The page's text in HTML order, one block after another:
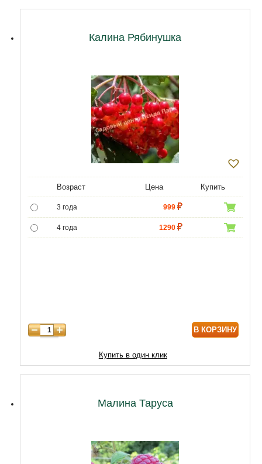
Калина Рябинушка
Возраст Цена Купить
3 года 999
4 года 1290
В КОРЗИНУ
Купить в один клик
Малина Таруса